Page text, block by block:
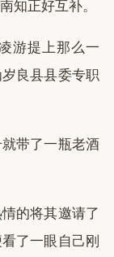
知正好互补。
游提上那么一
良县县委专职
带了一瓶老酒
的将其邀请了
了一眼自己刚